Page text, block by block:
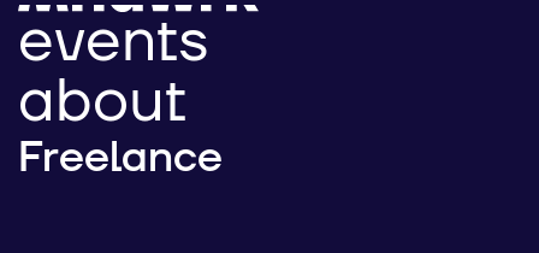
events
about
Freelance